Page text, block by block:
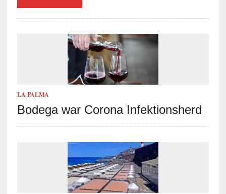
LA PALMA
Bodega war Corona Infektionsherd